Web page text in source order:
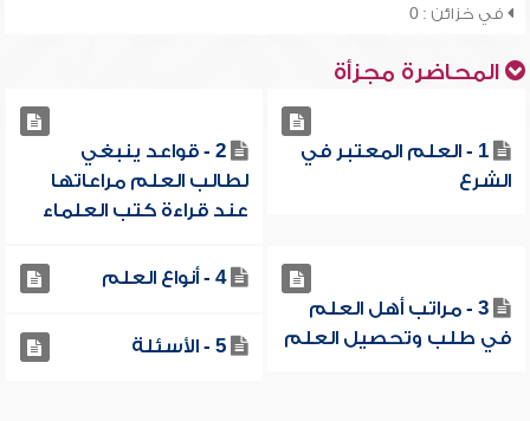
في خزائن : 0
المحاضرة مجزأة
1 - العلم المعتبر في
الشرع
2 - قواعد ينبغي
لطالب العلم مراعاتها
عند قراءة كتب العلماء
3 - مراتب أهل العلم
في طلب وتحصيل العلم
4 - أنواع العلم
5 - الأسئلة